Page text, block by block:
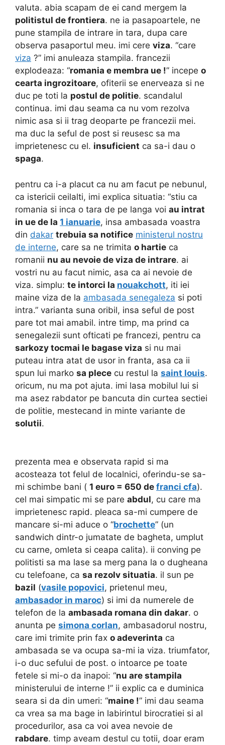
valuta. abia scapam de ei cand mergem la
politistul de frontiera. ne ia pasapoartele, ne
pune stampila de intrare in tara, dupa care
observa pasaportul meu. imi cere viza. “care
viza ?” imi anuleaza stampila. francezii
explodeaza: “romania e membra ue !” incepe o
cearta ingrozitoare, ofiterii se enerveaza si ne
duc pe toti la postul de politie. scandalul
continua. imi dau seama ca nu vom rezolva
nimic asa si ii trag deoparte pe francezii mei.
ma duc la seful de post si reusesc sa ma
imprietenesc cu el. insuficient ca sa-i dau o
spaga.
pentru ca i-a placut ca nu am facut pe nebunul,
ca istericii ceilalti, imi explica situatia: “stiu ca
romania si inca o tara de pe langa voi au intrat
in ue de la 1 ianuarie, insa ambasada voastra
din dakar trebuia sa notifice ministerul nostru
de interne, care sa ne trimita o hartie ca
romanii nu au nevoie de viza de intrare. ai
vostri nu au facut nimic, asa ca ai nevoie de
viza. simplu: te intorci la nouakchott, iti iei
maine viza de la ambasada senegaleza si poti
intra.” varianta suna oribil, insa seful de post
pare tot mai amabil. intre timp, ma prind ca
senegalezii sunt ofticati pe francezi, pentru ca
sarkozy tocmai le bagase viza si nu mai
puteau intra atat de usor in franta, asa ca ii
spun lui marko sa plece cu restul la saint louis.
oricum, nu ma pot ajuta. imi lasa mobilul lui si
ma asez rabdator pe bancuta din curtea sectiei
de politie, mestecand in minte variante de
solutii.
prezenta mea e observata rapid si ma
acosteaza tot felul de localnici, oferindu-se sa-
mi schimbe bani ( 1 euro = 650 de franci cfa).
cel mai simpatic mi se pare abdul, cu care ma
imprietenesc rapid. pleaca sa-mi cumpere de
mancare si-mi aduce o “brochette” (un
sandwich dintr-o jumatate de bagheta, umplut
cu carne, omleta si ceapa calita). ii conving pe
politisti sa ma lase sa merg pana la o dugheana
cu telefoane, ca sa rezolv situatia. il sun pe
bazil (vasile popovici, prietenul meu,
ambasador in maroc) si imi da numerele de
telefon de la ambasada romana din dakar. o
anunta pe simona corlan, ambasadorul nostru,
care imi trimite prin fax o adeverinta ca
ambasada se va ocupa sa-mi ia viza. triumfator,
i-o duc sefului de post. o intoarce pe toate
fetele si mi-o da inapoi: “nu are stampila
ministerului de interne !” ii explic ca e duminica
seara si da din umeri: “maine !” imi dau seama
ca vrea sa ma bage in labirintul birocratiei si al
procedurilor, asa ca voi avea nevoie de
rabdare. timp aveam destul cu totii, doar eram